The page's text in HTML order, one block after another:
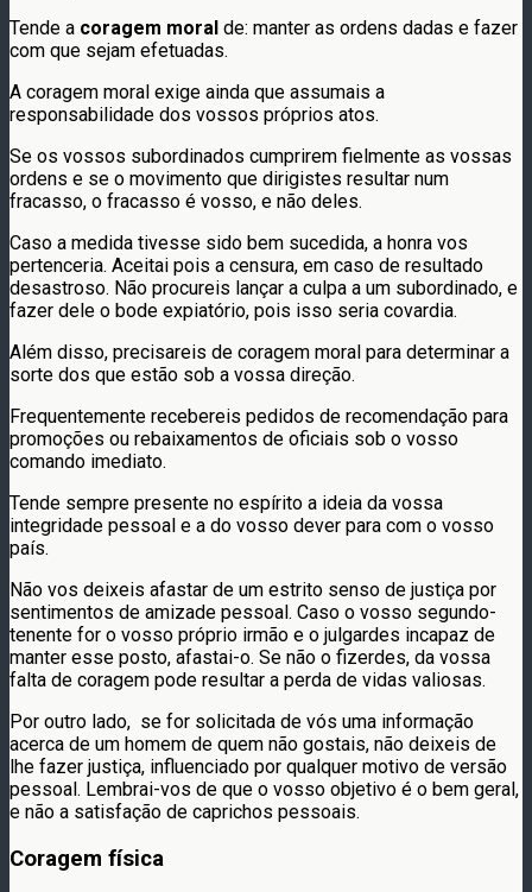
Tende a coragem moral de: manter as ordens dadas e fazer
com que sejam efetuadas.
A coragem moral exige ainda que assumais a
responsabilidade dos vossos próprios atos.
Se os vossos subordinados cumprirem fielmente as vossas
ordens e se o movimento que dirigistes resultar num
fracasso, o fracasso é vosso, e não deles.
Caso a medida tivesse sido bem sucedida, a honra vos
pertenceria. Aceitai pois a censura, em caso de resultado
desastroso. Não procureis lançar a culpa a um subordinado, e
fazer dele o bode expiatório, pois isso seria covardia.
Além disso, precisareis de coragem moral para determinar a
sorte dos que estão sob a vossa direção.
Frequentemente recebereis pedidos de recomendação para
promoções ou rebaixamentos de oficiais sob o vosso
comando imediato.
Tende sempre presente no espírito a ideia da vossa
integridade pessoal e a do vosso dever para com o vosso
país.
Não vos deixeis afastar de um estrito senso de justiça por
sentimentos de amizade pessoal. Caso o vosso segundo-
tenente for o vosso próprio irmão e o julgardes incapaz de
manter esse posto, afastai-o. Se não o fizerdes, da vossa
falta de coragem pode resultar a perda de vidas valiosas.
Por outro lado, se for solicitada de vós uma informação
acerca de um homem de quem não gostais, não deixeis de
lhe fazer justiça, influenciado por qualquer motivo de versão
pessoal. Lembrai-vos de que o vosso objetivo é o bem geral,
e não a satisfação de caprichos pessoais.
Coragem física